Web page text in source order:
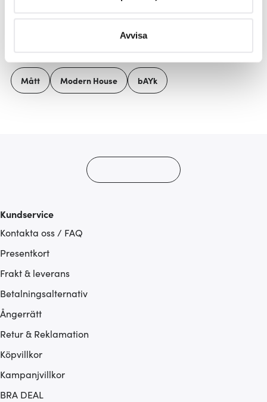
Ta reda på mer om hur dina personliga uppgifter
Du kan ändra eller dra tillbaka ditt samtycke när som
Vi använder cookies för att innehållet och annonserna
ska anpassas efter det som vi tror att du tycker om. Det
Avvisa
Mått Modern House bAYk
Kundservice
Kontakta oss / FAQ
Presentkort
Frakt & leverans
Betalningsalternativ
Ångerrätt
Retur & Reklamation
Köpvillkor
Kampanjvillkor
BRA DEAL